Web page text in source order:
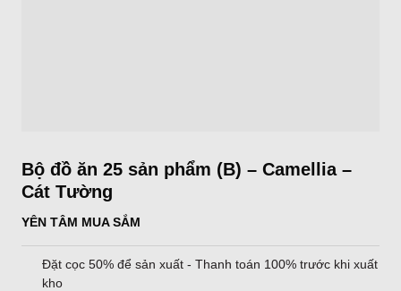
Bộ đồ ăn 25 sản phẩm (B) – Camellia –
Cát Tường
YÊN TÂM MUA SẮM
Đặt cọc 50% để sản xuất - Thanh toán 100% trước khi xuất
kho